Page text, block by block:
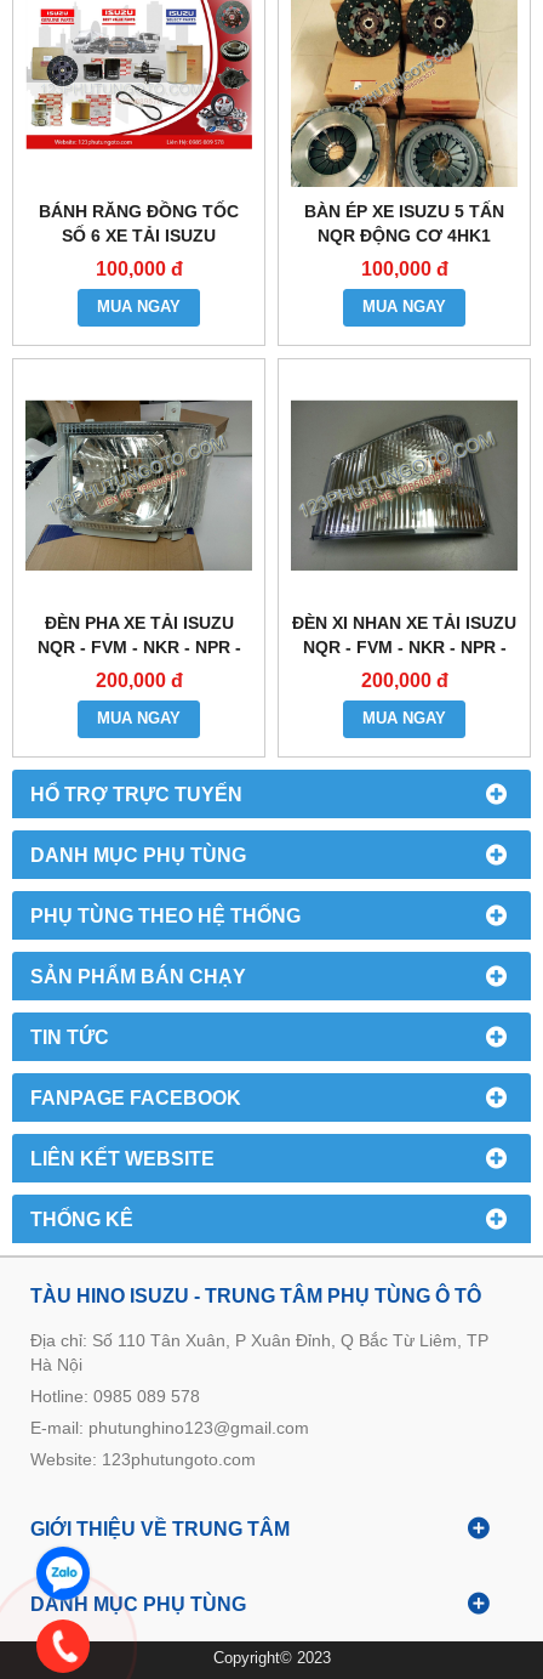
HỔ TRỢ TRỰC TUYẾN
DANH MỤC PHỤ TÙNG
PHỤ TÙNG THEO HỆ THỐNG
SẢN PHẨM BÁN CHẠY
TIN TỨC
FANPAGE FACEBOOK
LIÊN KẾT WEBSITE
THỐNG KÊ
BÁNH RĂNG ĐỒNG TỐC
SỐ 6 XE TẢI ISUZU
100,000 đ
MUA NGAY
BÀN ÉP XE ISUZU 5 TẤN
NQR ĐỘNG CƠ 4HK1
100,000 đ
MUA NGAY
ĐÈN PHA XE TẢI ISUZU
NQR - FVM - NKR - NPR -
NHR - NLR - NMR
200,000 đ
MUA NGAY
ĐÈN XI NHAN XE TẢI ISUZU
NQR - FVM - NKR - NPR -
NHR - NLR - NMR
200,000 đ
MUA NGAY
TÀU HINO ISUZU - TRUNG TÂM PHỤ TÙNG Ô TÔ
Địa chỉ: Số 110 Tân Xuân, P Xuân Đỉnh, Q Bắc Từ Liêm, TP
Hà Nội
Hotline: 0985 089 578
E-mail: phutunghino123@gmail.com
Website: 123phutungoto.com
GIỚI THIỆU VỀ TRUNG TÂM
DANH MỤC PHỤ TÙNG
Copyright© 2023